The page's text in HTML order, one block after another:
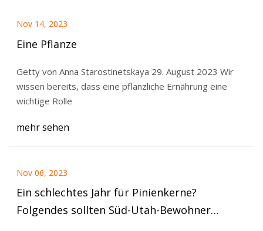
Nov 14, 2023
Eine Pflanze
Getty von Anna Starostinetskaya 29. August 2023 Wir
wissen bereits, dass eine pflanzliche Ernährung eine
wichtige Rolle
mehr sehen
Nov 06, 2023
Ein schlechtes Jahr für Pinienkerne?
Folgendes sollten Süd-Utah-Bewohner